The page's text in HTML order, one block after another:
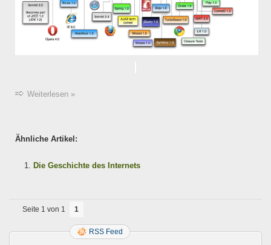
Weiterlesen »
Ähnliche Artikel:
Die Geschichte des Internets
Seite 1 von 1 1
RSS Feed